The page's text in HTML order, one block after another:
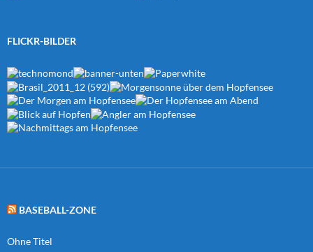
FLICKR-BILDER
BASEBALL-ZONE
Ohne Titel